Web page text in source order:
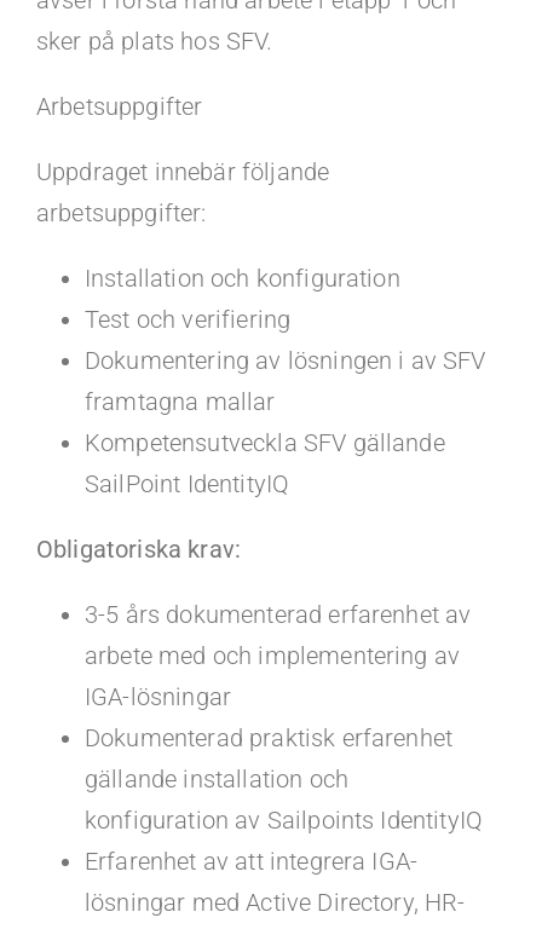
sker på plats hos SFV.
Arbetsuppgifter
Uppdraget innebär följande
arbetsuppgifter:
Installation och konfiguration
Test och verifiering
Dokumentering av lösningen i av SFV
framtagna mallar
Kompetensutveckla SFV gällande
SailPoint IdentityIQ
Obligatoriska krav:
3-5 års dokumenterad erfarenhet av
arbete med och implementering av
IGA-lösningar
Dokumenterad praktisk erfarenhet
gällande installation och
konfiguration av Sailpoints IdentityIQ
Erfarenhet av att integrera IGA-
lösningar med Active Directory, HR-